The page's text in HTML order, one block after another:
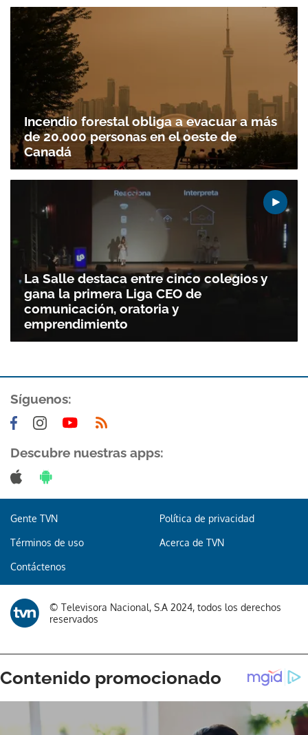
Gracias por suscribirte a nuestro boletín.
Incendio forestal obliga a evacuar a más
de 20.000 personas en el oeste de
Canadá
La Salle destaca entre cinco colegios y
gana la primera Liga CEO de
comunicación, oratoria y
emprendimiento
Síguenos:
Descubre nuestras apps:
Gente TVN Política de privacidad
Términos de uso Acerca de TVN
Contáctenos
© Televisora Nacional, S.A 2024, todos los derechos
reservados